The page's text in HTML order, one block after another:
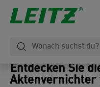
Entdecken Sie
Aktenvernichter